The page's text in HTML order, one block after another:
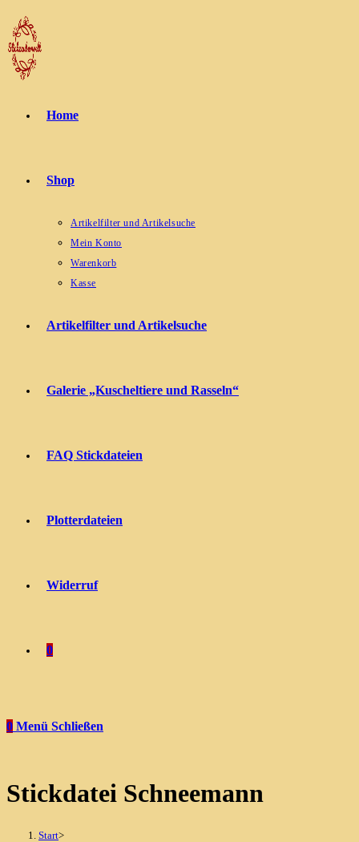
Zum
Inhalt
springen
Home
Shop
Artikelfilter und Artikelsuche
Mein Konto
Warenkorb
Kasse
Artikelfilter und Artikelsuche
Galerie „Kuscheltiere und Rasseln“
FAQ Stickdateien
Plotterdateien
Widerruf
0
0 Menü Schließen
Stickdatei Schneemann
Start>